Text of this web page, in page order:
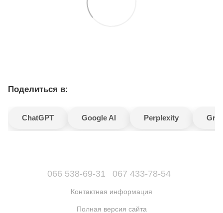
Поделиться в:
ChatGPT Google AI Perplexity
066 538-69-31 067 433-78-54
Контактная информация
Полная версия сайта